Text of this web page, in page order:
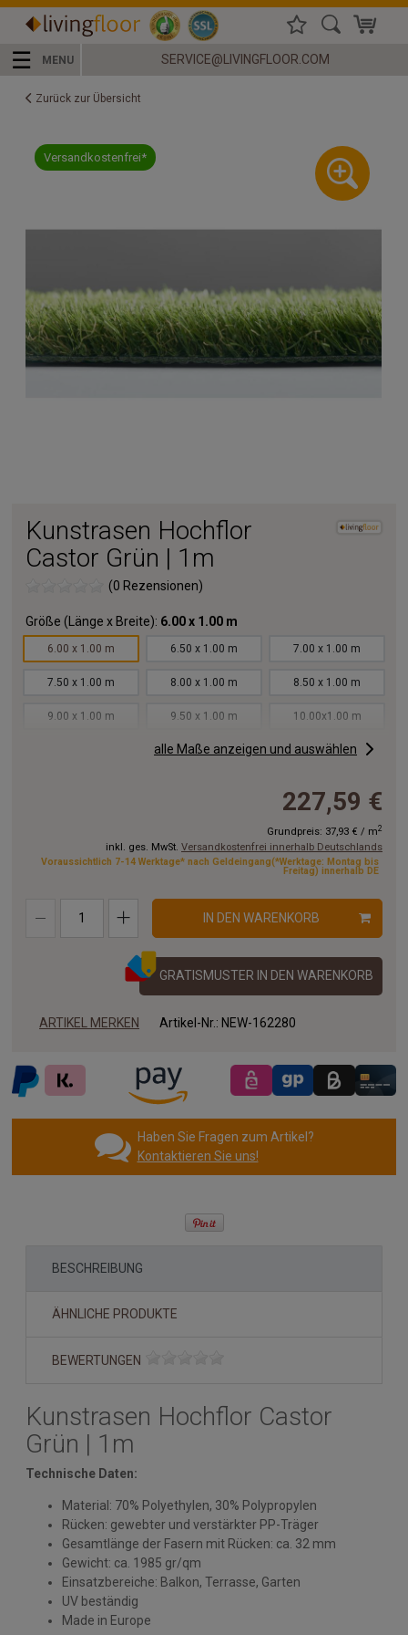
☰ MENU SERVICE@LIVINGFLOOR.COM
Zurück zur Übersicht
Versandkostenfrei*
Kunstrasen Hochflor
Castor Grün | 1m
(0 Rezensionen)
Größe (Länge x Breite): 6.00 x 1.00 m
6.00 x 1.00 m 6.50 x 1.00 m 7.00 x 1.00 m
7.50 x 1.00 m 8.00 x 1.00 m 8.50 x 1.00 m
9.00 x 1.00 m 9.50 x 1.00 m 10.00x1.00 m
12.00x1.00 m 13.00x1.00 m
19.00x1.00 m
20.00x1.00 m
alle Maße anzeigen und auswählen
227,59 €
Grundpreis: 37,93 € / m2
inkl. ges. MwSt. Versandkostenfrei innerhalb Deutschlands
Voraussichtlich 7-14 Werktage* nach Geldeingang(*Werktage: Montag bis
Freitag) innerhalb DE
IN DEN WARENKORB
GRATISMUSTER IN DEN WARENKORB
ARTIKEL MERKEN Artikel-Nr.: NEW-162280
Haben Sie Fragen zum Artikel?
Kontaktieren Sie uns!
BESCHREIBUNG
ÄHNLICHE PRODUKTE
BEWERTUNGEN
Kunstrasen Hochflor Castor
Grün | 1m
Technische Daten:
Material: 70% Polyethylen, 30% Polypropylen
Rücken: gewebter und verstärkter PP-Träger
Gesamtlänge der Fasern mit Rücken: ca. 32 mm
Gewicht: ca. 1985 gr/qm
Einsatzbereiche: Balkon, Terrasse, Garten
UV beständig
Made in Europe